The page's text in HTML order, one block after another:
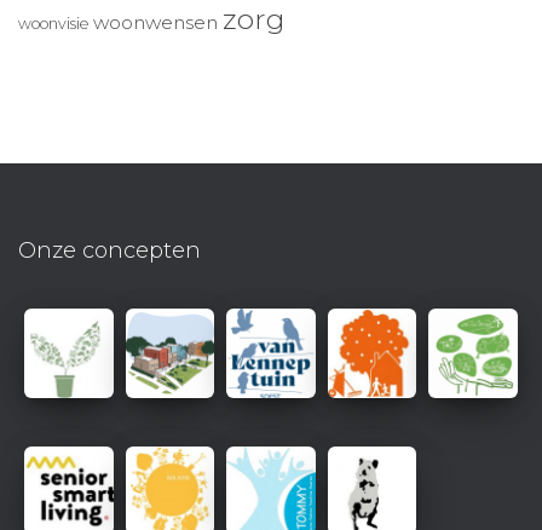
woonvisie woonwensen zorg
Onze concepten